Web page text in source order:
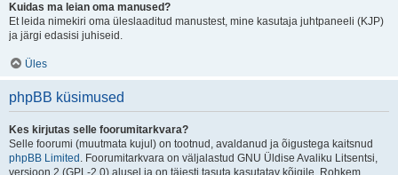
Kuidas ma leian oma manused?
Et leida nimekiri oma üleslaaditud manustest, mine kasutaja juhtpaneeli (KJP)
ja järgi edasisi juhiseid.
Üles
phpBB küsimused
Kes kirjutas selle foorumitarkvara?
Selle foorumi (muutmata kujul) on tootnud, avaldanud ja õigustega kaitsnud
phpBB Limited . Foorumitarkvara on väljalastud GNU Üldise Avaliku Litsentsi,
versioon 2 (GPL-2.0) alusel ja on täiesti tasuta kasutatav kõigile. Rohkem